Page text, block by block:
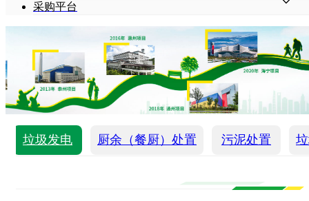
采购平台
垃圾发电 厨余（餐厨）处置 污泥处置